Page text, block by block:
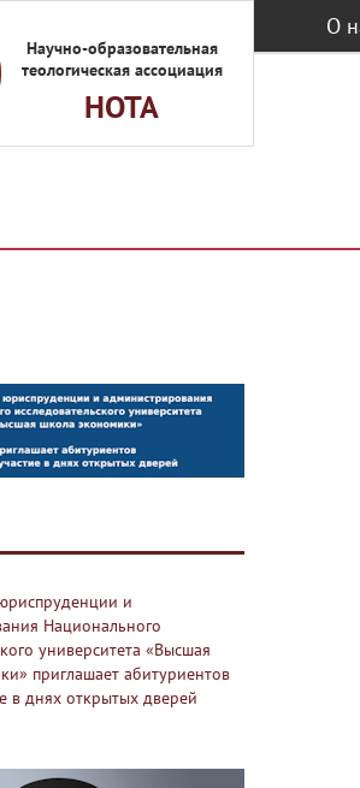
содержанию
Научно-образовательная
теологическая ассоциация
НОТА
О
и
Национального
университета «Высшая
приглашает абитуриентов
в днях открытых дверей